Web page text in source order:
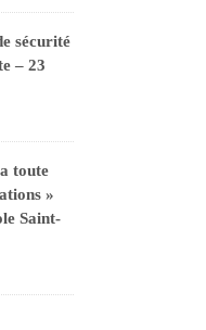
sécurité
– 23
toute
»
Saint-